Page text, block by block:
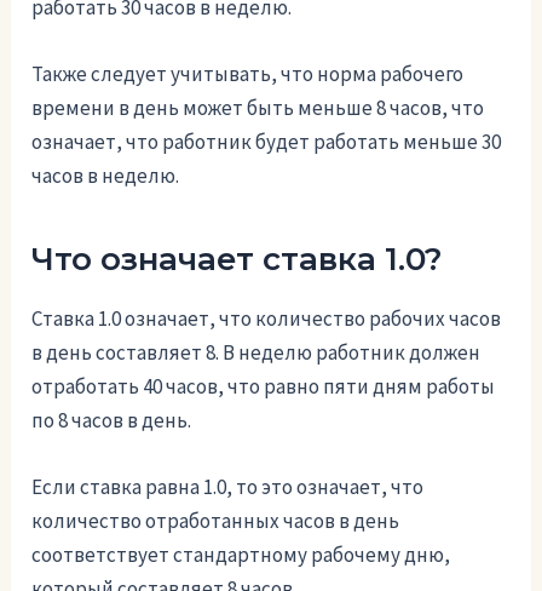
работать 30 часов в неделю.
Также следует учитывать, что норма рабочего
времени в день может быть меньше 8 часов, что
означает, что работник будет работать меньше 30
часов в неделю.
Что означает ставка 1.0?
Ставка 1.0 означает, что количество рабочих часов
в день составляет 8. В неделю работник должен
отработать 40 часов, что равно пяти дням работы
по 8 часов в день.
Если ставка равна 1.0, то это означает, что
количество отработанных часов в день
соответствует стандартному рабочему дню,